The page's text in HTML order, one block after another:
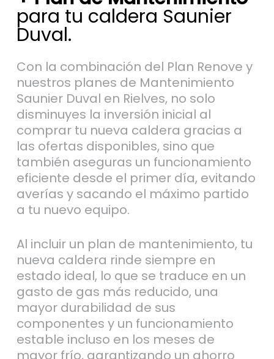
Duval.
Con la combinación del Plan Renove y
nuestros planes de Mantenimiento
Saunier Duval en Rielves, no solo
disminuyes la inversión inicial al
comprar tu nueva caldera gracias a
las ofertas disponibles, sino que
también aseguras un funcionamiento
eficiente desde el primer día, evitando
averías y sacando el máximo partido
a tu nuevo equipo.
Al incluir un plan de mantenimiento, tu
nueva caldera rinde siempre en
estado ideal, lo que se traduce en un
gasto de gas más reducido, una
mayor durabilidad de sus
componentes y un funcionamiento
estable incluso en los meses de
mayor frío, garantizando un ahorro
considerable a lo largo del tiempo.